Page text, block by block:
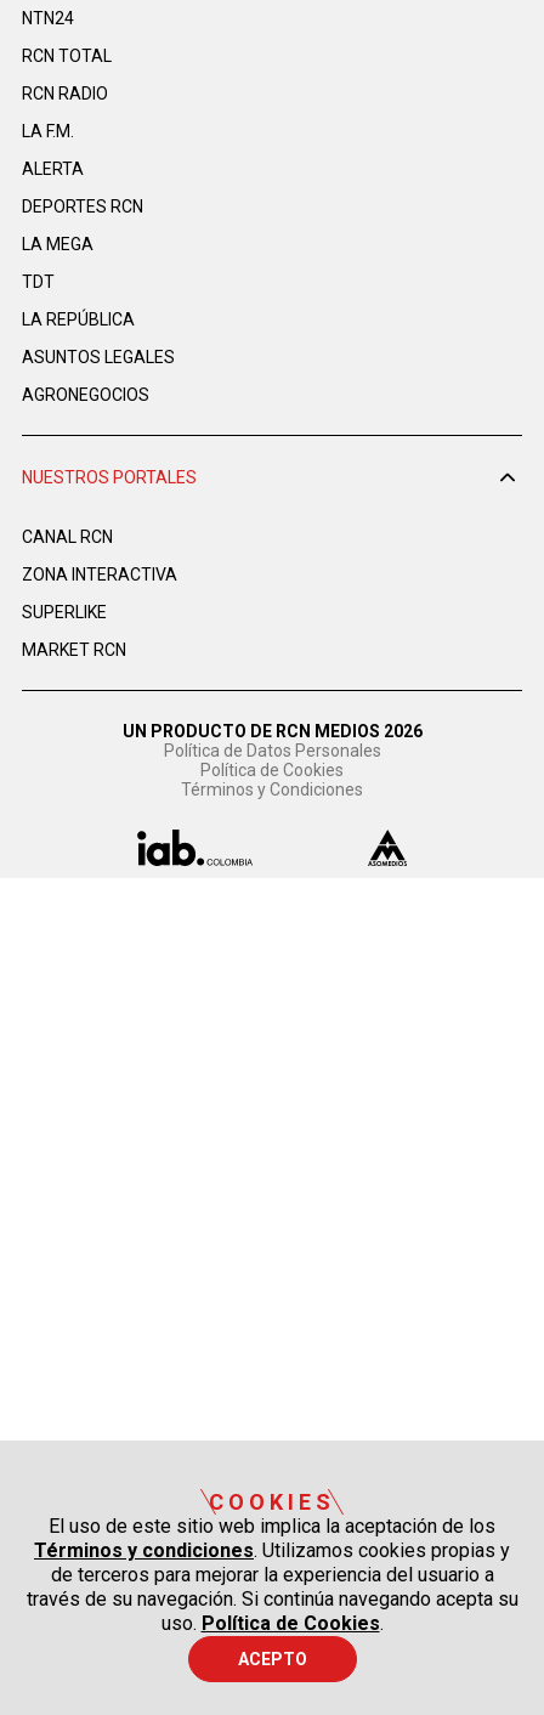
NTN24
RCN TOTAL
RCN RADIO
LA F.M.
ALERTA
DEPORTES RCN
LA MEGA
TDT
LA REPÚBLICA
ASUNTOS LEGALES
AGRONEGOCIOS
NUESTROS PORTALES
CANAL RCN
ZONA INTERACTIVA
SUPERLIKE
MARKET RCN
UN PRODUCTO DE RCN MEDIOS 2026
Política de Datos Personales
Política de Cookies
Términos y Condiciones
COOKIES
El uso de este sitio web implica la aceptación de los
Términos y condiciones. Utilizamos cookies propias y
de terceros para mejorar la experiencia del usuario a
través de su navegación. Si continúa navegando acepta su
uso. Política de Cookies.
ACEPTO